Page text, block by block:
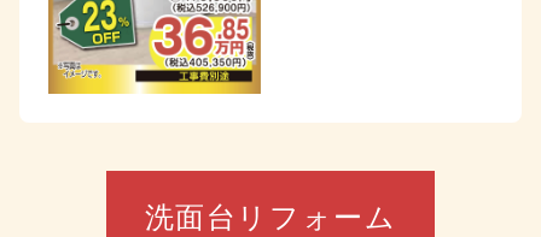
洗面台リフォーム